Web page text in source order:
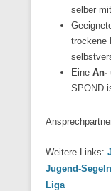
selber mit.
trockene
Eine An-
SPOND
Weitere Links:
Jugend-Segeln
Liga